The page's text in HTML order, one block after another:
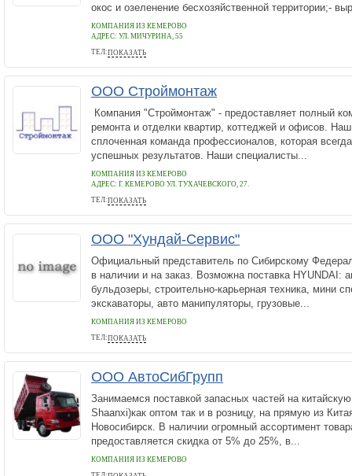
окос и озеленение бесхозяйственной территории;-
КОМПАНИЯ ИЗ КЕМЕРОВО
АДРЕС: УЛ. МИЧУРИНА, 55
ТЕЛ:ПОКАЗАТЬ
+7 961 862 8218
ООО Строймонтаж
Компания "Строймонтаж" - предоставляет полный
ремонта и отделки квартир, коттеджей и офисов.
сплоченная команда профессионалов, которая
успешных результатов. Наши специалисты...
КОМПАНИЯ ИЗ КЕМЕРОВО
АДРЕС: Г. КЕМЕРОВО УЛ. ТУХАЧЕВСКОГО, 27.
ТЕЛ:ПОКАЗАТЬ
8(3842)63-07-09
ООО "Хундай-Сервис"
Официальный представитель по Сибирскому
в наличии и на заказ. Возможна поставка HYUNDAI:
бульдозеры, строительно-карьерная техника, мини
экскаваторы, авто манипуляторы, грузовые...
КОМПАНИЯ ИЗ КЕМЕРОВО
ТЕЛ:ПОКАЗАТЬ
+79059000830
ООО АвтоСибГрупп
Занимаемся поставкой запасных частей на
Shaanxi)как оптом так и в розницу, на прямую из
Новосибирск. В наличии огромный ассортимент
предоставляется скидка от 5% до 25%, в...
КОМПАНИЯ ИЗ КЕМЕРОВО